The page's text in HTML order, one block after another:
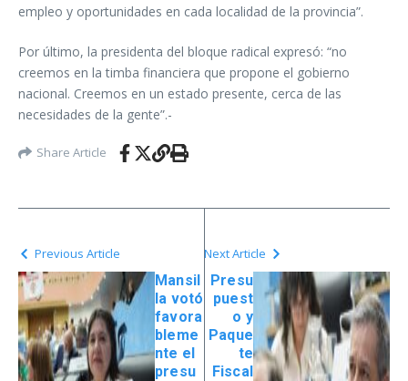
empleo y oportunidades en cada localidad de la provincia”.
Por último, la presidenta del bloque radical expresó: “no
creemos en la timba financiera que propone el gobierno
nacional. Creemos en un estado presente, cerca de las
necesidades de la gente”.-
Share Article
Previous Article
Mansil
la votó
favora
bleme
nte el
presu
Next Article
Presu
puest
o y
Paque
te
Fiscal